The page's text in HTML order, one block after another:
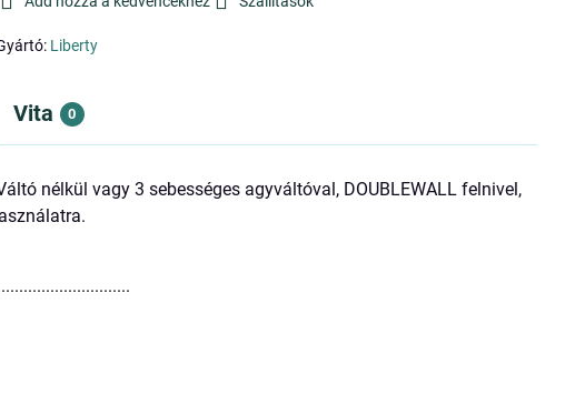
Liberty
Vita 0
nélkül vagy 3 sebességes agyváltóval, DOUBLEWALL felnivel,